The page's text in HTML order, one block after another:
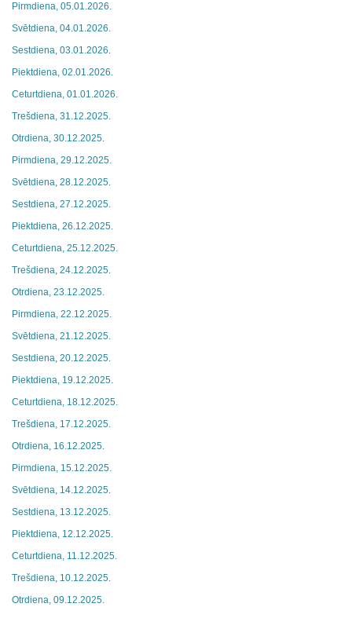
Pirmdiena, 05.01.2026.
Svētdiena, 04.01.2026.
Sestdiena, 03.01.2026.
Piektdiena, 02.01.2026.
Ceturtdiena, 01.01.2026.
Trešdiena, 31.12.2025.
Otrdiena, 30.12.2025.
Pirmdiena, 29.12.2025.
Svētdiena, 28.12.2025.
Sestdiena, 27.12.2025.
Piektdiena, 26.12.2025.
Ceturtdiena, 25.12.2025.
Trešdiena, 24.12.2025.
Otrdiena, 23.12.2025.
Pirmdiena, 22.12.2025.
Svētdiena, 21.12.2025.
Sestdiena, 20.12.2025.
Piektdiena, 19.12.2025.
Ceturtdiena, 18.12.2025.
Trešdiena, 17.12.2025.
Otrdiena, 16.12.2025.
Pirmdiena, 15.12.2025.
Svētdiena, 14.12.2025.
Sestdiena, 13.12.2025.
Piektdiena, 12.12.2025.
Ceturtdiena, 11.12.2025.
Trešdiena, 10.12.2025.
Otrdiena, 09.12.2025.